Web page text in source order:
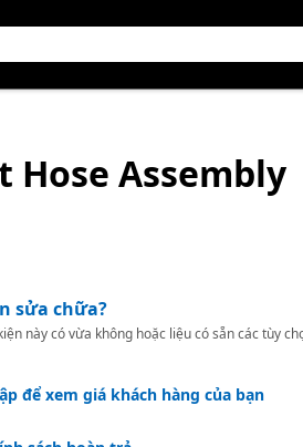
Hose Assembly
sửa chữa?
này có vừa không hoặc liệu có sẵn các tùy
để xem giá khách hàng của bạn